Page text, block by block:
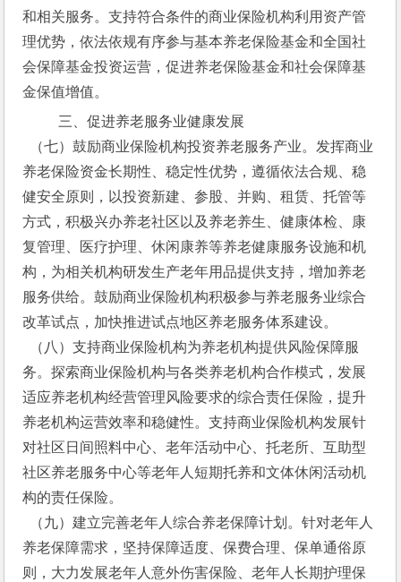
和相关服务。支持符合条件的商业保险机构利用资产管
理优势，依法依规有序参与基本养老保险基金和全国社
会保障基金投资运营，促进养老保险基金和社会保障基
金保值增值。
三、促进养老服务业健康发展
（七）鼓励商业保险机构投资养老服务产业。发挥商业
养老保险资金长期性、稳定性优势，遵循依法合规、稳
健安全原则，以投资新建、参股、并购、租赁、托管等
方式，积极兴办养老社区以及养老养生、健康体检、康
复管理、医疗护理、休闲康养等养老健康服务设施和机
构，为相关机构研发生产老年用品提供支持，增加养老
服务供给。鼓励商业保险机构积极参与养老服务业综合
改革试点，加快推进试点地区养老服务体系建设。
（八）支持商业保险机构为养老机构提供风险保障服
务。探索商业保险机构与各类养老机构合作模式，发展
适应养老机构经营管理风险要求的综合责任保险，提升
养老机构运营效率和稳健性。支持商业保险机构发展针
对社区日间照料中心、老年活动中心、托老所、互助型
社区养老服务中心等老年人短期托养和文体休闲活动机
构的责任保险。
（九）建立完善老年人综合养老保障计划。针对老年人
养老保障需求，坚持保障适度、保费合理、保单通俗原
则，大力发展老年人意外伤害保险、老年人长期护理保